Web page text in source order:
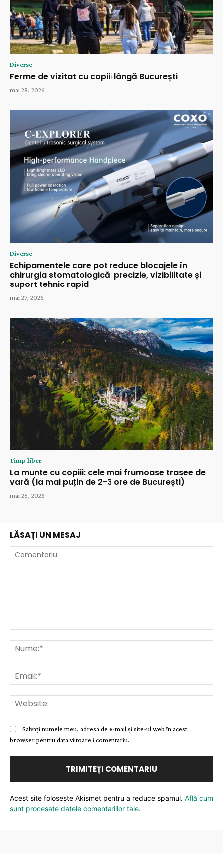
Diverse
Ferme de vizitat cu copiii lângă București
mai 28, 2026
Diverse
Echipamentele care pot reduce blocajele în
chirurgia stomatologică: precizie, vizibilitate și
suport tehnic rapid
mai 27, 2026
Timp liber
La munte cu copiii: cele mai frumoase trasee de
vară (la mai puțin de 2-3 ore de București)
mai 25, 2026
LĂSAȚI UN MESAJ
Salvați numele meu, adresa de e-mail și site-ul web în acest
browser pentru data viitoare i comentariu.
Acest site folosește Akismet pentru a reduce spamul. Află cum
sunt procesate datele comentariilor tale.